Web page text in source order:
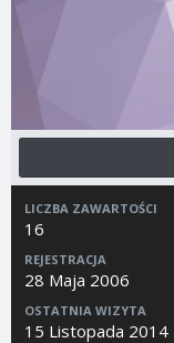
LICZBA ZAWARTOŚCI
16
REJESTRACJA
28 Maja 2006
OSTATNIA WIZYTA
15 Listopada 2014